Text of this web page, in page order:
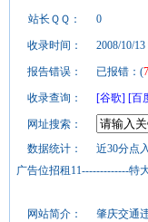
站长ＱＱ： 0
收录时间： 2008/10/13
报告错误： 已报错：(7
收录查询： [谷歌] [百
网址搜索：
数据统计：
近30分点
广告位招租11-------------特
网站简介：
肇庆交通